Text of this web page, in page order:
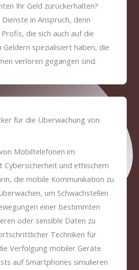
Ihr Geld zurückerhalten?
in Anspruch, denn
die sich auch auf die
Geldern spezialisiert haben, die
verloren gegangen sind.
für die Überwachung von
Mobiltelefonen im
Cybersicherheit und ethischem
die mobile Kommunikation zu
um Schwachstellen
einer bestimmten
oder sensible Daten zu
Techniken für
Verfolgung mobiler Geräte
auf Smartphones simulieren